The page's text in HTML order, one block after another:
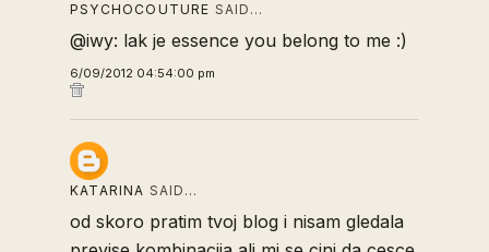
PSYCHOCOUTURE SAID…
@iwy: lak je essence you belong to me :)
6/09/2012 04:54:00 pm
KATARINA SAID…
od skoro pratim tvoj blog i nisam gledala